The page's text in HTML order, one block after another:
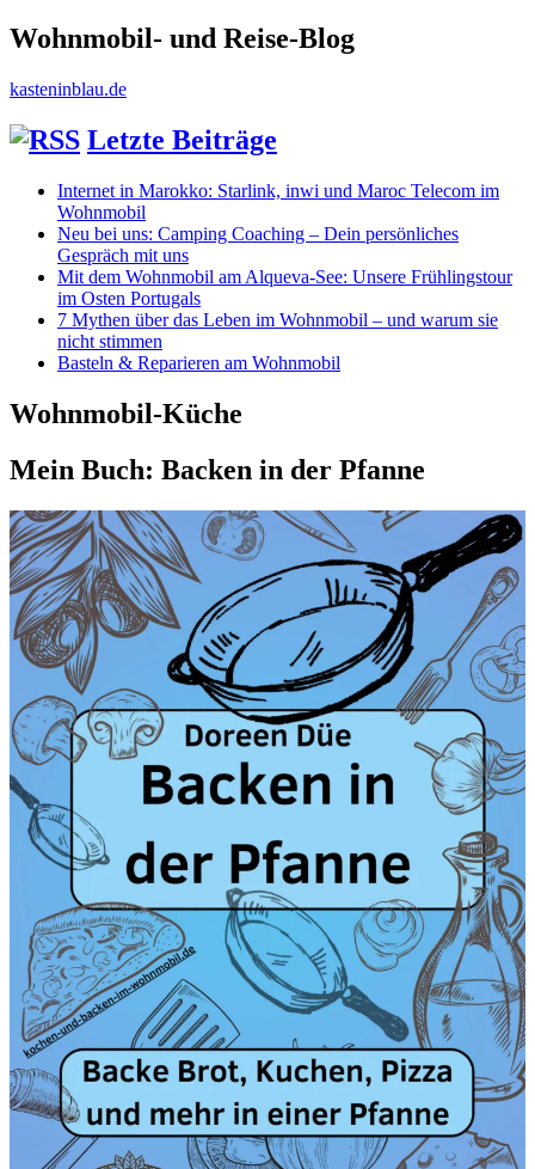
Wohnmobil- und Reise-Blog
kasteninblau.de
Letzte Beiträge
Internet in Marokko: Starlink, inwi und Maroc Telecom im
Wohnmobil
Neu bei uns: Camping Coaching – Dein persönliches
Gespräch mit uns
Mit dem Wohnmobil am Alqueva-See: Unsere Frühlingstour
im Osten Portugals
7 Mythen über das Leben im Wohnmobil – und warum sie
nicht stimmen
Basteln & Reparieren am Wohnmobil
Wohnmobil-Küche
Mein Buch: Backen in der Pfanne